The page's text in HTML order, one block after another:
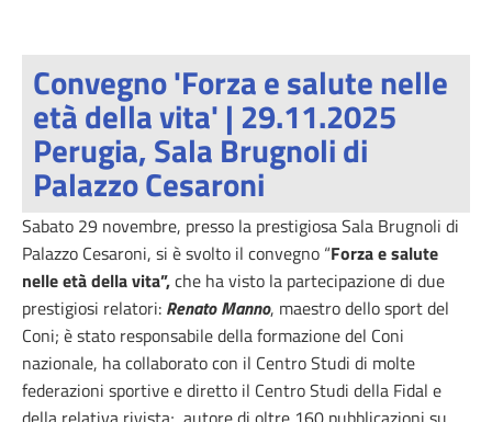
Convegno 'Forza e salute nelle
età della vita' | 29.11.2025
Perugia, Sala Brugnoli di
Palazzo Cesaroni
Sabato 29 novembre, presso la prestigiosa Sala Brugnoli di
Palazzo Cesaroni, si è svolto il convegno “Forza e salute
nelle età della vita”,che ha visto la partecipazione di due
prestigiosi relatori: Renato Manno, maestro dello sport del
Coni; è stato responsabile della formazione del Coni
nazionale, ha collaborato con il Centro Studi di molte
federazioni sportive e diretto il Centro Studi della Fidal e